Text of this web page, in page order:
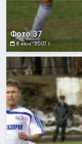
Фото 37
8 июн. 2007 г.